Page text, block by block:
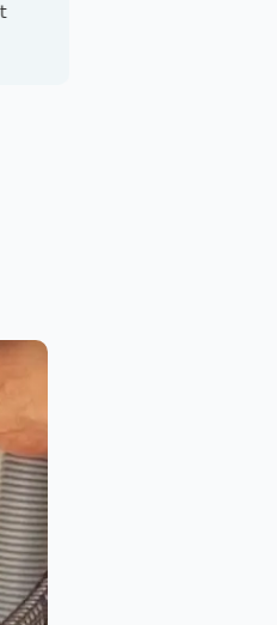
Vi garanterar kvalitet